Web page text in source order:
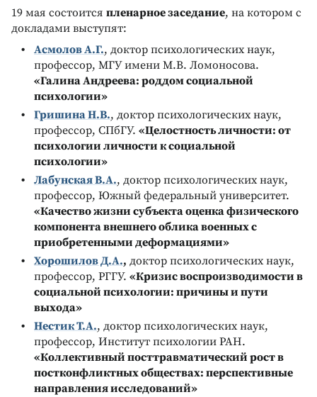
19 мая состоится пленарное заседание, на котором с
докладами выступят:
Асмолов А.Г., доктор психологических наук,
профессор, МГУ имени М.В. Ломоносова.
«Галина Андреева: роддом социальной
психологии»
Гришина Н.В., доктор психологических наук,
профессор, СПбГУ. «Целостность личности: от
психологии личности к социальной
психологии»
Лабунская В.А., доктор психологических наук,
профессор, Южный федеральный университет.
«Качество жизни субъекта оценка физического
компонента внешнего облика военных с
приобретенными деформациями»
Хорошилов Д.А., доктор психологических наук,
профессор, РГГУ. «Кризис воспроизводимости в
социальной психологии: причины и пути
выхода»
Нестик Т.А., доктор психологических наук,
профессор, Институт психологии РАН.
«Коллективный посттравматический рост в
постконфликтных обществах: перспективные
направления исследований»